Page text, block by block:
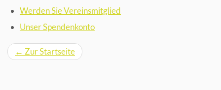
Werden Sie Vereinsmitglied
Unser Spendenkonto
← Zur Startseite